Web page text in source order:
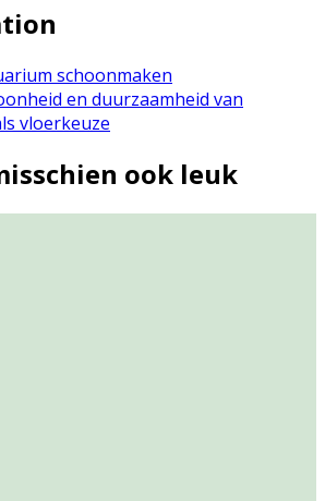
schoonmaken
en duurzaamheid van
vloerkeuze
ook leuk